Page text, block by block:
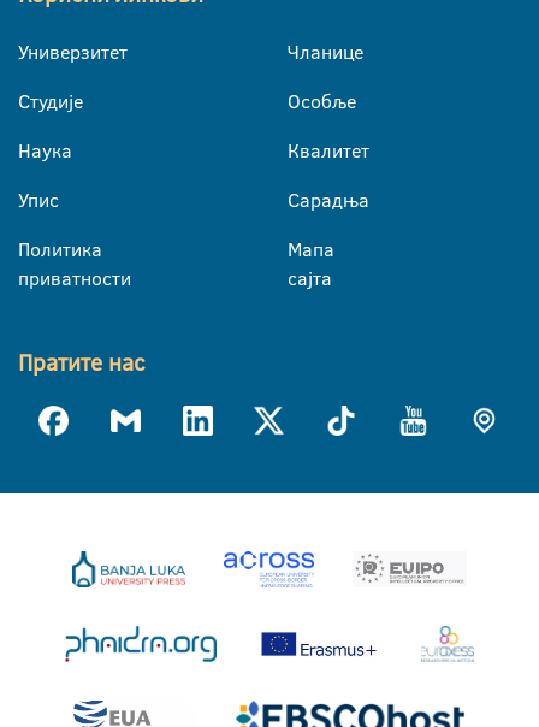
Универзитет
Студије
Наука
Упис
Политика
приватности
Чланице
Особље
Квалитет
Сарадња
Мапа
сајта
Пратите нас